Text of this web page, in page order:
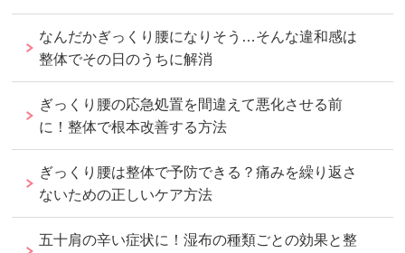
なんだかぎっくり腰になりそう…そんな違和感は
整体でその日のうちに解消
ぎっくり腰の応急処置を間違えて悪化させる前
に！整体で根本改善する方法
ぎっくり腰は整体で予防できる？痛みを繰り返さ
ないための正しいケア方法
五十肩の辛い症状に！湿布の種類ごとの効果と整